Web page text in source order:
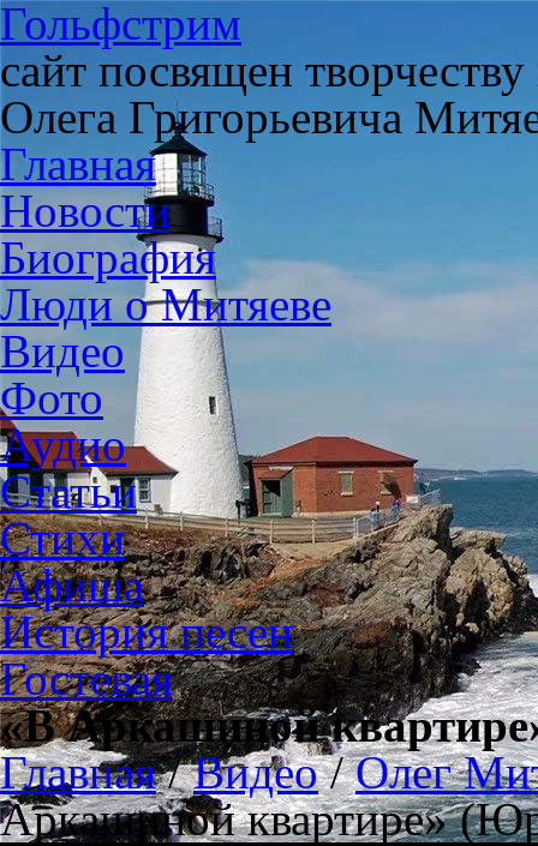
Гольфстрим
сайт посвящен
Олега Григорьевича
Главная
Новости
Биография
Люди о Митяеве
Видео
Фото
Аудио
Статьи
Стихи
Афиша
История песен
Гостевая
«В Аркашиной
Главная/Видео/Олег
Аркашиной квартире»